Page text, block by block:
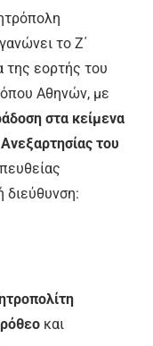
το Ζ΄
της εορτής του
Αθηνών, με
στα κείμενα
του
διεύθυνση:
και